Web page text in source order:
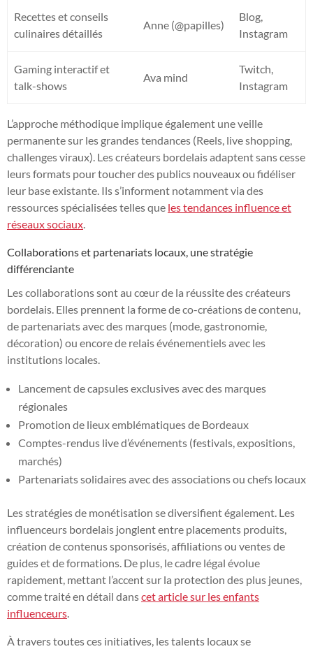
Recettes et conseils
culinaires détaillés
Anne (@papilles)
Blog,
Instagram
Gaming interactif et
talk-shows
Ava mind
Twitch,
Instagram
L’approche méthodique implique également une veille
permanente sur les grandes tendances (Reels, live shopping,
challenges viraux). Les créateurs bordelais adaptent sans cesse
leurs formats pour toucher des publics nouveaux ou fidéliser
leur base existante. Ils s’informent notamment via des
ressources spécialisées telles que les tendances influence et
réseaux sociaux
Collaborations et partenariats locaux, une stratégie
différenciante
Les collaborations sont au cœur de la réussite des créateurs
bordelais. Elles prennent la forme de co-créations de contenu,
de partenariats avec des marques (mode, gastronomie,
décoration) ou encore de relais événementiels avec les
institutions locales.
Lancement de capsules exclusives avec des marques
régionales
Promotion de lieux emblématiques de Bordeaux
Comptes-rendus live d’événements (festivals, expositions,
marchés)
Partenariats solidaires avec des associations ou chefs locaux
Les stratégies de monétisation se diversifient également. Les
influenceurs bordelais jonglent entre placements produits,
création de contenus sponsorisés, affiliations ou ventes de
guides et de formations. De plus, le cadre légal évolue
rapidement, mettant l’accent sur la protection des plus jeunes,
comme traité en détail danscet article sur les enfants
influenceurs
À travers toutes ces initiatives, les talents locaux se